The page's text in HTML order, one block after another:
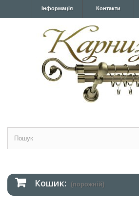
Контакти
Інформація
Кошик: (порожній)